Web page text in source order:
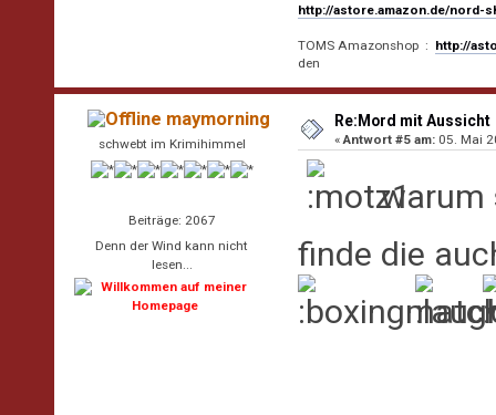
http://astore.amazon.de/nord-
TOMS Amazonshop : http://
den
maymorning
schwebt im Krimihimmel
Beiträge: 2067
Denn der Wind kann nicht
lesen...
Re:Mord mit Aussicht
«Antwort #5 am: 05. Mai
warum
finde die